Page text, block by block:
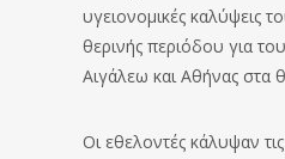
υγειονομικές καλύψεις
θερινής περιόδου για
Αιγάλεω και Αθήνας στα
Οι εθελοντές κάλυψαν